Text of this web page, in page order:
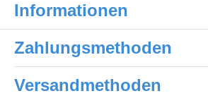
Informationen
Zahlungsmethoden
Versandmethoden